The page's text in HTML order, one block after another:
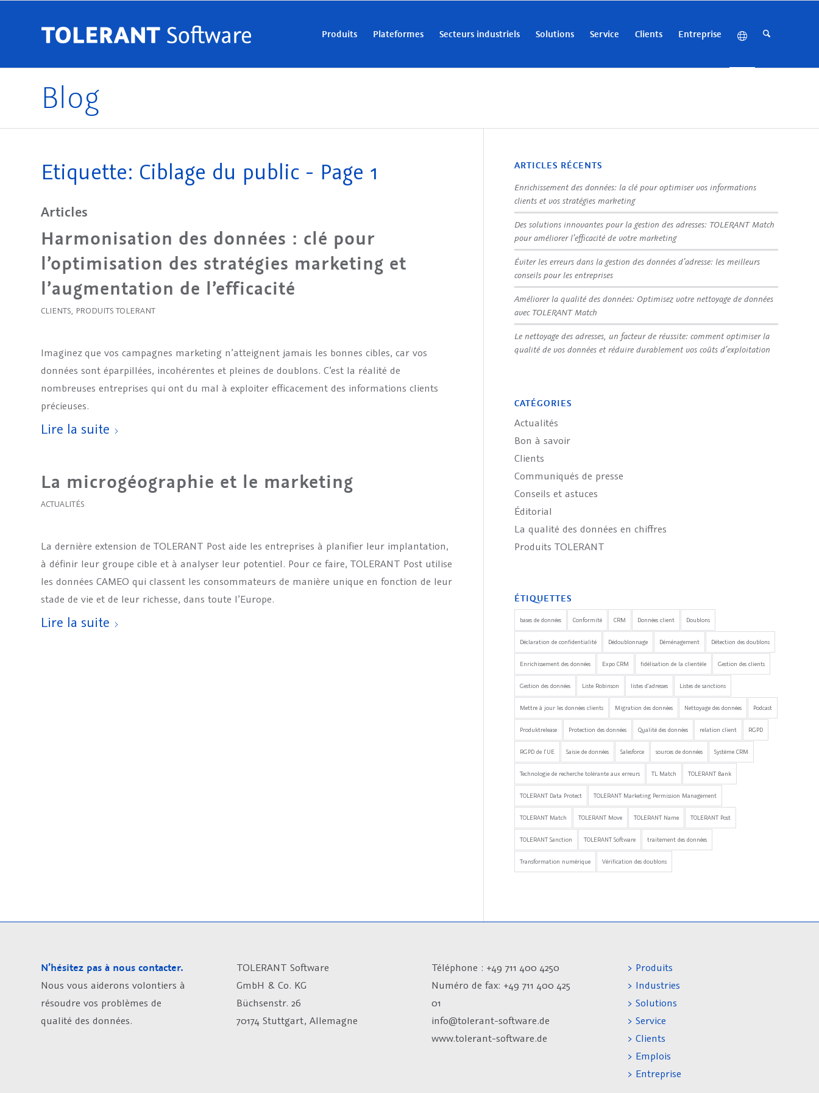
Produits Plateformes Secteurs industriels Solutions Service Clients Entreprise
Blog
Etiquette: Ciblage du public - Page 1
Articles
Harmonisation des données : clé pour
l’optimisation des stratégies marketing et
l’augmentation de l’efficacité
CLIENTS, PRODUITS TOLERANT
Imaginez que vos campagnes marketing n’atteignent jamais les bonnes cibles, car vos
données sont éparpillées, incohérentes et pleines de doublons. C’est la réalité de
nombreuses entreprises qui ont du mal à exploiter efficacement des informations clients
précieuses.
Lire la suite
La microgéographie et le marketing
ACTUALITÉS
La dernière extension de TOLERANT Post aide les entreprises à planifier leur implantation,
à définir leur groupe cible et à analyser leur potentiel. Pour ce faire, TOLERANT Post utilise
les données CAMEO qui classent les consommateurs de manière unique en fonction de leur
stade de vie et de leur richesse, dans toute l’Europe.
Lire la suite
ARTICLES RÉCENTS
Enrichissement des données: la clé pour optimiser vos informations
clients et vos stratégies marketing
Des solutions innovantes pour la gestion des adresses: TOLERANT Match
pour améliorer l’efficacité de votre marketing
Éviter les erreurs dans la gestion des données d’adresse: les meilleurs
conseils pour les entreprises
Améliorer la qualité des données: Optimisez votre nettoyage de données
avec TOLERANT Match
Le nettoyage des adresses, un facteur de réussite: comment optimiser la
qualité de vos données et réduire durablement vos coûts d’exploitation
CATÉGORIES
Actualités
Bon à savoir
Clients
Communiqués de presse
Conseils et astuces
Éditorial
La qualité des données en chiffres
Produits TOLERANT
ÉTIQUETTES
bases de données Conformité CRM Données client Doublons
Déclaration de confidentialité Dédoublonnage Déménagement Détection des doublons
Enrichissement des données Expo CRM fidélisation de la clientèle Gestion des clients
Gestion des données Liste Robinson listes d'adresses Listes de sanctions
Mettre à jour les données clients Migration des données Nettoyage des données Podcast
Produktrelease Protection des données Qualité des données relation client RGPD
RGPD de l'UE Saisie de données Salesforce sources de données Système CRM
Technologie de recherche tolérante aux erreurs TL Match TOLERANT Bank
TOLERANT Data Protect TOLERANT Marketing Permission Management
TOLERANT Match TOLERANT Move TOLERANT Name TOLERANT Post
TOLERANT Sanction TOLERANT Software traitement des données
Transformation numérique Vérification des doublons
N’hésitez pas à nous contacter.
Nous vous aiderons volontiers à
résoudre vos problèmes de
qualité des données.
TOLERANT Software
GmbH & Co. KG
Büchsenstr. 26
70174 Stuttgart, Allemagne
Téléphone : +49 711 400 4250
Numéro de fax: +49 711 400 425
01
info@tolerant-software.de
www.tolerant-software.de
> Produits
> Industries
> Solutions
> Service
> Clients
> Emplois
> Entreprise